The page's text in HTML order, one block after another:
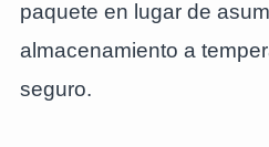
paquete en lugar de
almacenamiento a
seguro.